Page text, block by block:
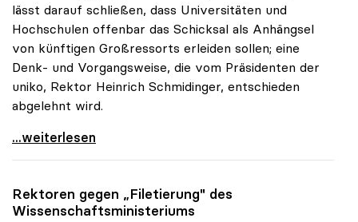
lässt darauf schließen, dass Universitäten und
Hochschulen offenbar das Schicksal als Anhängsel
von künftigen Großressorts erleiden sollen; eine
Denk- und Vorgangsweise, die vom Präsidenten der
uniko, Rektor Heinrich Schmidinger, entschieden
abgelehnt wird.
uniko zu Koalitionsverhandlungen: Wissenschaft
...weiterlesen
Rektoren gegen „Filetierung" des
Wissenschaftsministeriums